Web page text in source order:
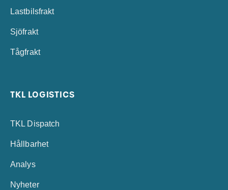
Lastbilsfrakt
Sjöfrakt
Tågfrakt
TKL LOGISTICS
TKL Dispatch
Hållbarhet
Analys
Nyheter